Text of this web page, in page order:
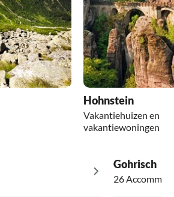
Hohnstein
Vakantiehuizen en
vakantiewoningen
Gohrisch
26